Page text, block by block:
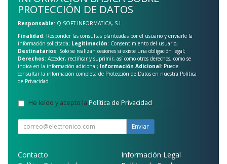
PROTECCIÓN DE DATOS
Responsable: Q-SOFT INFORMATICA, S.L.
Finalidad: Responder las consultas planteadas por el usuario y enviarle la
información solicitada; Legitimación: Consentimiento del usuario;
Destinatarios: Solo se realizan cesiones si existe una obligación legal;
Derechos: Acceder, rectificar y suprimir, así como otros derechos, como se
indica en la información adicional; Información Adicional: Puede
consultar la información completa de Protección de Datos en nuestra Política
de Privacidad
He leído y acepto la Política de Privacidad.
Enviar
Contacto
Información Legal